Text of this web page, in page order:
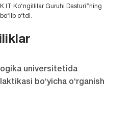
IT Ko‘ngillilar Guruhi Dasturi”ning
o‘tdi.
universitetida
bo‘yicha o‘rganish